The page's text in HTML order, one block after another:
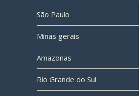
São Paulo
Minas gerais
Amazonas
Rio Grande do Sul